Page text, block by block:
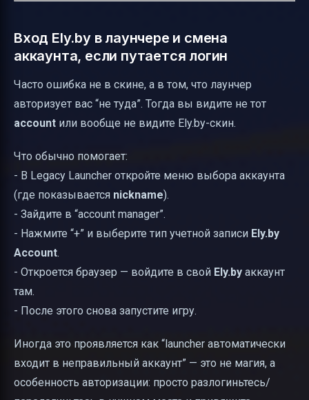
Вход Ely.by в лаунчере и смена
аккаунта, если путается логин
Часто ошибка не в скине, а в том, что лаунчер
авторизует вас “не туда”. Тогда вы видите не тот
account или вообще не видите Ely.by-скин.
Что обычно помогает:
- В Legacy Launcher откройте меню выбора аккаунта
(где показывается nickname).
- Зайдите в “account manager”.
- Нажмите “+” и выберите тип учетной записи Ely.by
Account.
- Откроется браузер — войдите в свой Ely.by аккаунт
там.
- После этого снова запустите игру.
Иногда это проявляется как “launcher автоматически
входит в неправильный аккаунт” — это не магия, а
особенность авторизации: просто разлогиньтесь/